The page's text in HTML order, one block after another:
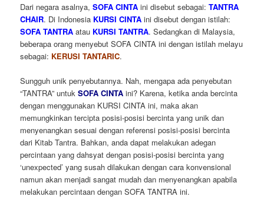
Dari negara asalnya,SOFA CINTA ini disebut sebagai:TANTRA
CHAIR. Di Indonesia KURSI CINTA ini disebut dengan istilah:
SOFA TANTRA atau KURSI TANTRA. Sedangkan di Malaysia,
beberapa orang menyebut SOFA CINTA ini dengan istilah melayu
sebagai: KERUSI TANTARIC.
Sungguh unik penyebutannya. Nah, mengapa ada penyebutan
“TANTRA” untukSOFA CINTA ini? Karena, ketika anda bercinta
dengan menggunakan KURSI CINTA ini, maka akan
memungkinkan tercipta posisi-posisi bercinta yang unik dan
menyenangkan sesuai dengan referensi posisi-posisi bercinta
dari Kitab Tantra. Bahkan, anda dapat melakukan adegan
percintaan yang dahsyat dengan posisi-posisi bercinta yang
‘unexpected’ yang susah dilakukan dengan cara konvensional
namun akan menjadi sangat mudah dan menyenangkan apabila
melakukan percintaan dengan SOFA TANTRA ini.